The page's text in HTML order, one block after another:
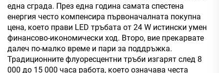
една сграда. През една година самата спестена
енергия често компенсира първоначалната покупна
цена, което прави LED тръбата от 24 W истински умен
финансово-икономически ход. Второ, вие прекарвате
далеч по-малко време и пари за поддръжка.
Традиционните флуоресцентни тръби изгарят след 8
000 до 15 000 часа работа, което означава честа